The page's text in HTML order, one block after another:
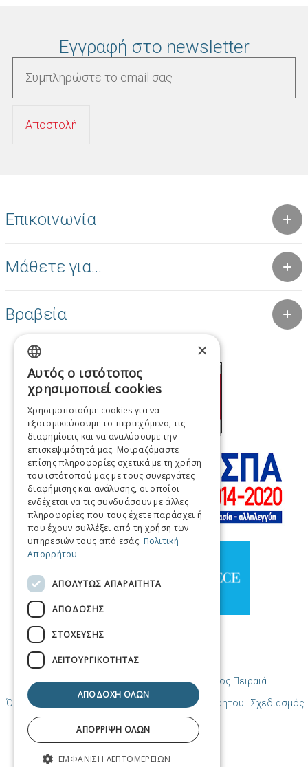
Εγγραφή στο newsletter
Επικοινωνία
Μάθετε για...
Βραβεία
© Copyright Προορισμός Πειραιάς / Δήμος Πειραιά
Όροι χρήσης | Πολιτική Cookies | Πολιτική Απορρήτου | Σχεδιασμός
GREEK
FRENCH
ITALIAN
GERMAN
SPANISH
CHINESE (SIMPLIFIED)
CHINESE
×
Αυτός ο ιστότοπος
χρησιμοποιεί cookies
Χρησιμοποιούμε cookies για να
εξατομικεύσουμε το περιεχόμενο, τις
διαφημίσεις και να αναλύσουμε την
επισκεψιμότητά μας. Μοιραζόμαστε
επίσης πληροφορίες σχετικά με τη χρήση
του ιστότοπού μας με τους συνεργάτες
διαφήμισης και ανάλυσης, οι οποίοι
ενδέχεται να τις συνδυάσουν με άλλες
πληροφορίες που τους έχετε παράσχει ή
που έχουν συλλέξει από τη χρήση των
υπηρεσιών τους από εσάς. Πολιτική
Απορρήτου
ΑΠΟΛΎΤΩΣ ΑΠΑΡΑΊΤΗΤΑ
ΑΠΌΔΟΣΗΣ
ΣΤΌΧΕΥΣΗΣ
ΛΕΙΤΟΥΡΓΙΚΌΤΗΤΑΣ
ΑΠΟΔΟΧΉ ΌΛΩΝ
ΑΠΌΡΡΙΨΗ ΌΛΩΝ
ΕΜΦΆΝΙΣΗ ΛΕΠΤΟΜΕΡΕΙΏΝ